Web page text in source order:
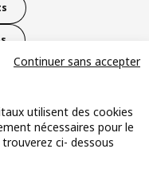
utilisent des cookies
nécessaires pour le
ci- dessous
Continuer sans accepter